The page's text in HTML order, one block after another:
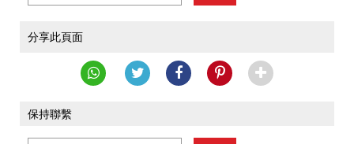
分享此頁面
保持聯繫